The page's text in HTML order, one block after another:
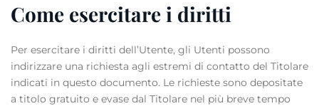
Come esercitare i diritti
Per esercitare i diritti dell’Utente, gli Utenti possono
indirizzare una richiesta agli estremi di contatto del Titolare
indicati in questo documento. Le richieste sono depositate
a titolo gratuito e evase dal Titolare nel più breve tempo